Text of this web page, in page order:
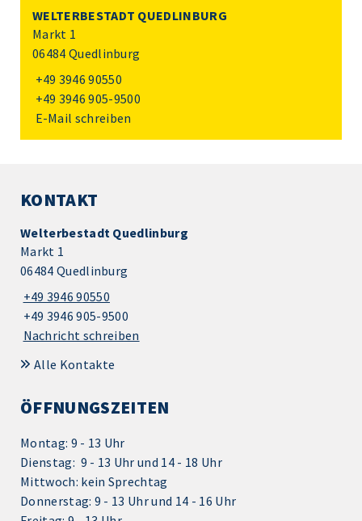
WELTERBESTADT QUEDLINBURG
Markt 1
06484 Quedlinburg
+49 3946 90550
+49 3946 905-9500
E-Mail schreiben
KONTAKT
Welterbestadt Quedlinburg
Markt 1
06484 Quedlinburg
+49 3946 90550
+49 3946 905-9500
Nachricht schreiben
Alle Kontakte
ÖFFNUNGSZEITEN
Montag: 9 - 13 Uhr
Dienstag: 9 - 13 Uhr und 14 - 18 Uhr
Mittwoch: kein Sprechtag
Donnerstag: 9 - 13 Uhr und 14 - 16 Uhr